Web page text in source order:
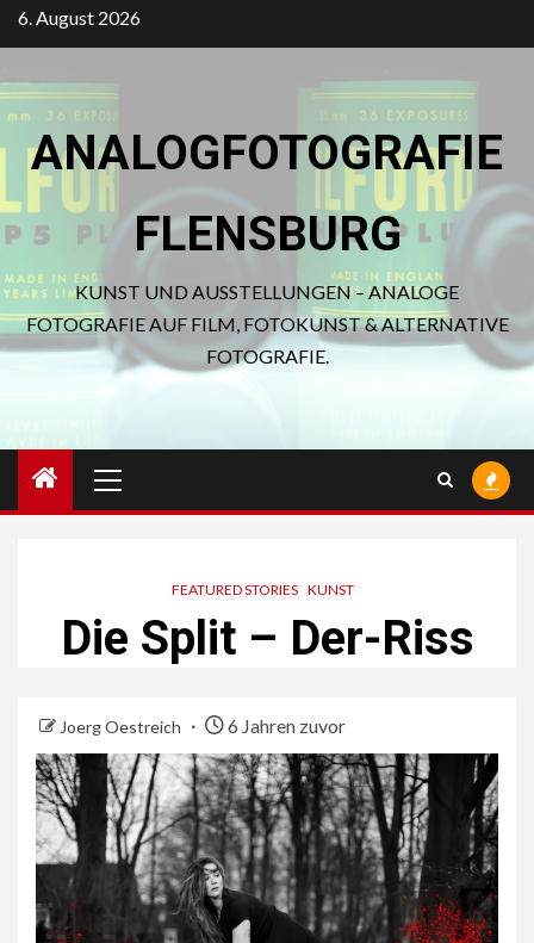
Zum
Inhalt
springen
6. August 2026
ANALOGFOTOGRAFIE
FLENSBURG
KUNST UND AUSSTELLUNGEN – ANALOGE
FOTOGRAFIE AUF FILM, FOTOKUNST & ALTERNATIVE
FOTOGRAFIE.
Menü
FEATURED STORIES KUNST
Die Split – Der-Riss
Joerg Oestreich 6 Jahren zuvor